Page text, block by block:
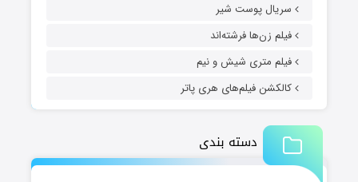
سریال پوست شیر
فیلم زن‌ها فرشته‌اند
فیلم متری شیش و نیم
کالکشن فیلم‌های هری پاتر
دسته بندی